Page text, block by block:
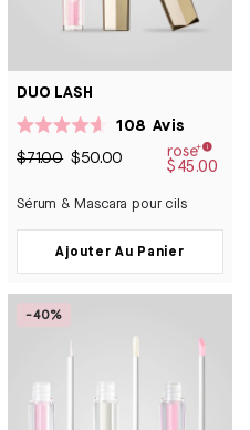
DUO LASH
4.6
étoiles
108 Avis
$71.00 $50.00 $45.00
Sérum & Mascara pour cils
Ajouter Au Panier
-40%